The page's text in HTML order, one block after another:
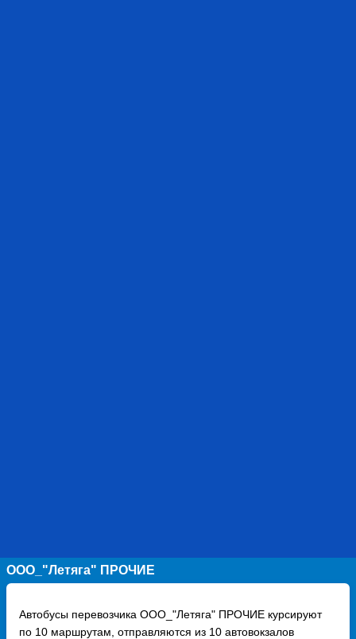
ООО_"Летяга" ПРОЧИЕ
Автобусы перевозчика ООО_"Летяга" ПРОЧИЕ курсируют
по 10 маршрутам, отправляются из 10 автовокзалов